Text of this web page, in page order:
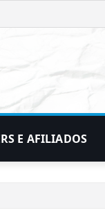
E AFILIADOS